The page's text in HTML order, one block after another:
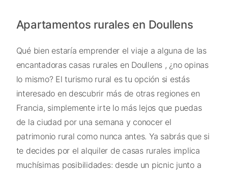
Apartamentos rurales en Doullens
Qué bien estaría emprender el viaje a alguna de las
encantadoras casas rurales en Doullens , ¿no opinas
lo mismo? El turismo rural es tu opción si estás
interesado en descubrir más de otras regiones en
Francia, simplemente irte lo más lejos que puedas
de la ciudad por una semana y conocer el
patrimonio rural como nunca antes. Ya sabrás que si
te decides por el alquiler de casas rurales implica
muchísimas posibilidades: desde un picnic junto a